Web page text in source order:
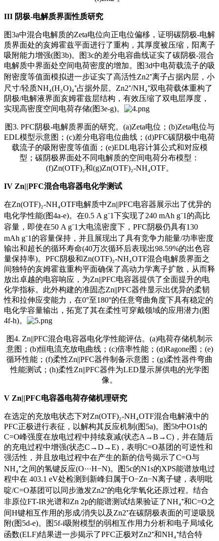
III 阴极-电解质界面性质研究
图3a中混合电解质的Zeta电位向正电位偏移，证明碳阴极-电解
质界面处的亥姆霍兹平面进行了重构，其厚度被压缩，阳离子
吸附能力增强(图3b)。图3c的差分电容曲线证实了碳阴极-混合
电解质中界面处空间电荷密度的增加。图3d中电荷载流子的吸
附密度等值面模拟进一步证实了高活性Zn2⁺离子占据内层，小
尺寸/轻质NH₄(H₂O)₄⁺占据外层。Zn2⁺/NH₄⁺双电荷载体重构了
阴极/电解液界面亥姆霍兹层结构，有效压缩了双电层厚度，
实现高密度空间电荷存储(图3e-g)。
图3. PFC阴极-电解质界面的研究。(a)Zeta电位；(b)Zeta电位与
EDL模型示意图；(c)差分电容电位曲线；(d)PFC碳阴极中电荷
载流子的吸附密度等值面；(e)EDL电容计算公式和对应模
型；碳阴极界面处不同电解质的空间电荷分布模型：
(f)Zn(OTF)₂和(g)Zn(OTF)₂-NH₄OTF。
IV Zn||PFC混合电容器电化学测试
在Zn(OTF)₂-NH₄OTF电解质中Zn||PFC电容器展示出了优异的
电化学性能(图4a-e)。在0.5 A g⁻1下实现了240 mAh g⁻1的高比
容量，即使在50 A g⁻1大电流密度下，PFC阴极仍具有130
mAh g⁻1的容量保持，并且展现出了具有竞争力能量/功率密度
输出和超长的循环寿命(40万次循环后表现出98.59%的出色容
量保持率)。PFC阴极和Zn(OTF)₂-NH₄OTF混合电解质界面之
间独特的亥姆霍兹重构平面确保了高动力学离子扩散，从而释
放出卓越的电容响应，为Zn||PFC电容器提供了全面提升的电
化学指标。此外构建的准固态Zn||PFC器件显示出优异的柔韧
性和拉伸应变能力，在0°至180°的任意弯曲角度下具有稳定的
电化学容量输出，拓宽了其在柔性可穿戴领域的应用潜力(图
4f-h)。
图4. Zn||PFC混合电容器电化学性能评估。(a)电荷存储机制示
意图；(b)恒电流充放电曲线；(c)倍率性能；(d)Ragone图；(e)
循环性能；(f)柔性Zn||PFC器件制备示意图；(g)柔性器件弯曲
性能测试；(h)柔性Zn||PFC器件为LED显示屏供电的光学图
像。
V Zn||PFC电容器电荷存储机理研究
在选定的充放电状态下对Zn(OTF)₂-NH₄OTF混合电解液中的
PFC正极进行表征，以解构其反应机制(图5a)。图5b中O1s的
C=O峰强度在放电过程中持续衰减(状态A→B→C)，并在随后
的充电过程中增强(状态C→D→E)，表明C=O基团的可逆性和
强活性，并且放电过程中在产生的新的信号揭示了C=O与
NH₄⁺之间的氢键反应(O···H−N)。图5c的N1s的XPS能谱放电过
程中在 403.1 eV处检测到新峰归属于O−Zn−N离子键，表明吡
啶/C=O基团可以同步激发Zn2⁺的电化学氧化还原过程。结合
非原位FT-IR光谱和Zn 2p的能谱测试结果验证了NH₄⁺和C=O之
间H键相互作用的形成/消失以及Zn2⁺在碳阴极表面的可逆吸脱
附(图5d-e)。图5f-i吸附模型的弱相互作用力分析和电子局域化
函数(ELF)结果进一步揭示了PFC正极对Zn2⁺和NH₄⁺结合特